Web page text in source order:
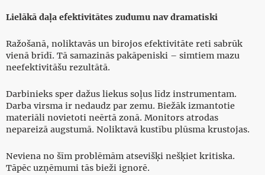
Lielākā daļa efektivitātes zudumu nav dramatiski
Ražošanā, noliktavās un birojos efektivitāte reti sabrūk
vienā brīdī. Tā samazinās pakāpeniski – simtiem mazu
neefektivitāšu rezultātā.
Darbinieks sper dažus liekus soļus līdz instrumentam.
Darba virsma ir nedaudz par zemu. Biežāk izmantotie
materiāli novietoti neērtā zonā. Monitors atrodas
nepareizā augstumā. Noliktavā kustību plūsma krustojas.
Neviena no šīm problēmām atsevišķi nešķiet kritiska.
Tāpēc uzņēmumi tās bieži ignorē.